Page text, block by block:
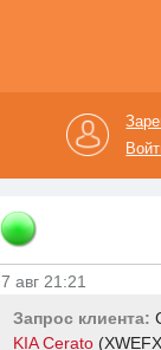
Запрос клиента:
Skoda Octavia
-VAG 06J115403Q
7 авг 21:21
Запрос клиента:
KIA Cerato